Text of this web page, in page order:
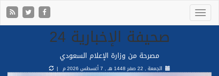
صحيفة الإخبارية 24
مصرحة من وزارة الإعلام السعودي
الجمعة , 22 صفر 1448 هـ , 7 أغسطس 2026 م |